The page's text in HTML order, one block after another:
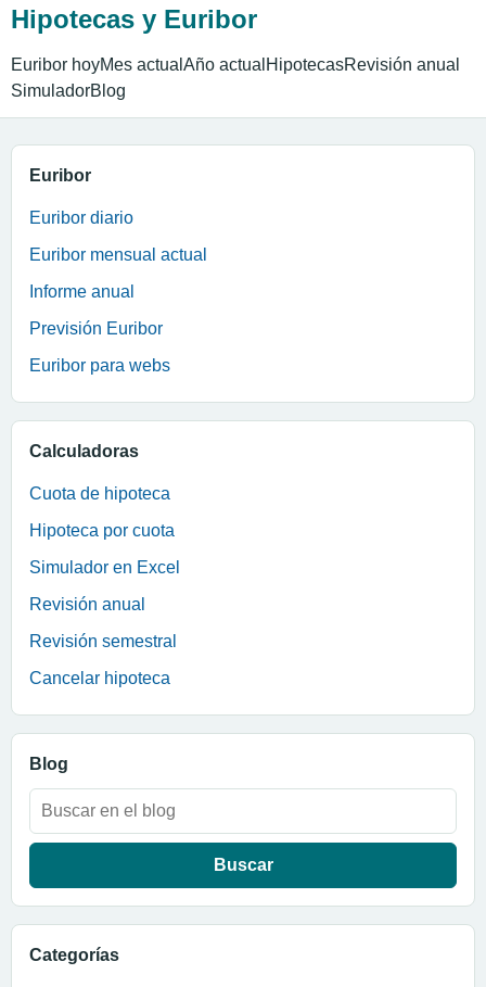
Hipotecas y Euribor
Euribor hoyMes actual Año actual HipotecasRevisión anual
SimuladorBlog
Euribor
Euribor diario
Euribor mensual actual
Informe anual
Previsión Euribor
Euribor para webs
Calculadoras
Cuota de hipoteca
Hipoteca por cuota
Simulador en Excel
Revisión anual
Revisión semestral
Cancelar hipoteca
Blog
Buscar:
Categorías